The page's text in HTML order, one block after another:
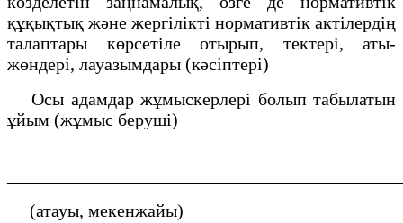
құқықтық және жергілікті нормативтік актілердің
талаптары көрсетіле отырып, тектері, аты-
жөндері, лауазымдары (кәсіптері)
Осы адамдар жұмыскерлері болып табылатын
ұйым (жұмыс беруші)
(атауы, мекенжайы)